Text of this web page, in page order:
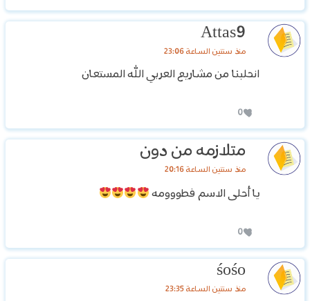
Attas9
منذ سنتين الساعة 23:06
انحلبنا من مشاريع العربي الله المستعان
0
متلازمه من دون
منذ سنتين الساعة 20:16
يا أحلى الاسم فطووومه
0
śośo
منذ سنتين الساعة 23:35